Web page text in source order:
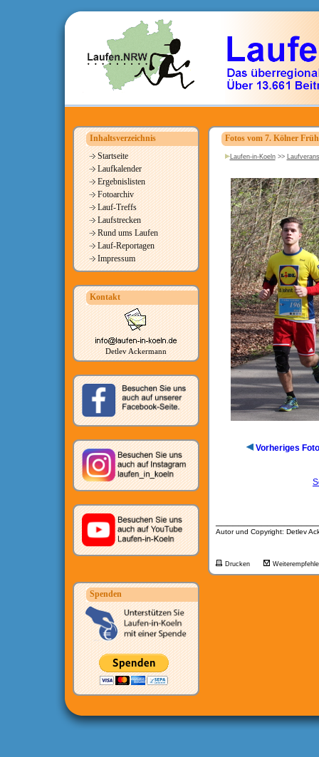
Inhaltsverzeichnis
Startseite
Laufkalender
Ergebnislisten
Fotoarchiv
Lauf-Treffs
Laufstrecken
Rund ums Laufen
Lauf-Reportagen
Impressum
Kontakt
Detlev Ackermann
Spenden
Fotos vom 7. Kölner
Laufen-in-Koeln>>
Vorheriges Foto
Autor und Copyright: Detlev
Drucken